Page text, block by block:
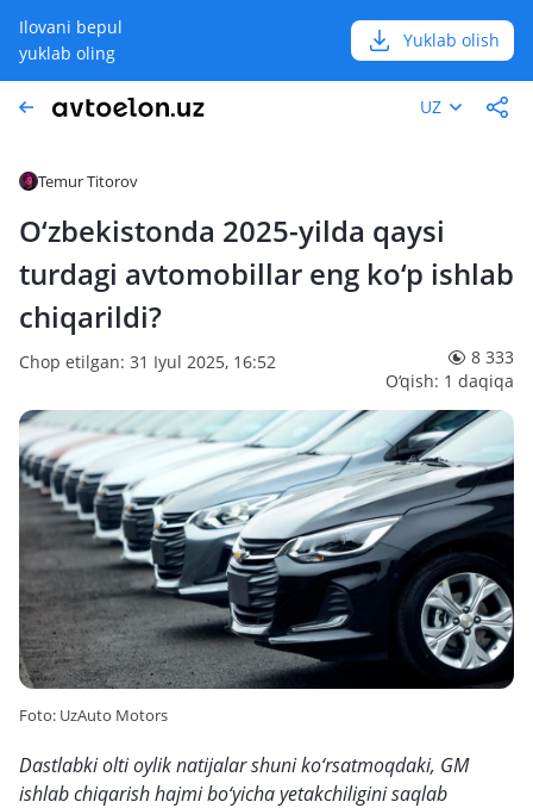
Ilovani bepul
yuklab oling
Yuklab olish
UZ
Temur Titorov
O‘zbekistonda 2025-yilda qaysi
turdagi avtomobillar eng ko‘p ishlab
chiqarildi?
Chop etilgan: 31 Iyul 2025, 16:52
8 333
O‘qish: 1 daqiqa
Foto: UzAuto Motors
Dastlabki olti oylik natijalar shuni ko‘rsatmoqdaki, GM
ishlab chiqarish hajmi bo‘yicha yetakchiligini saqlab